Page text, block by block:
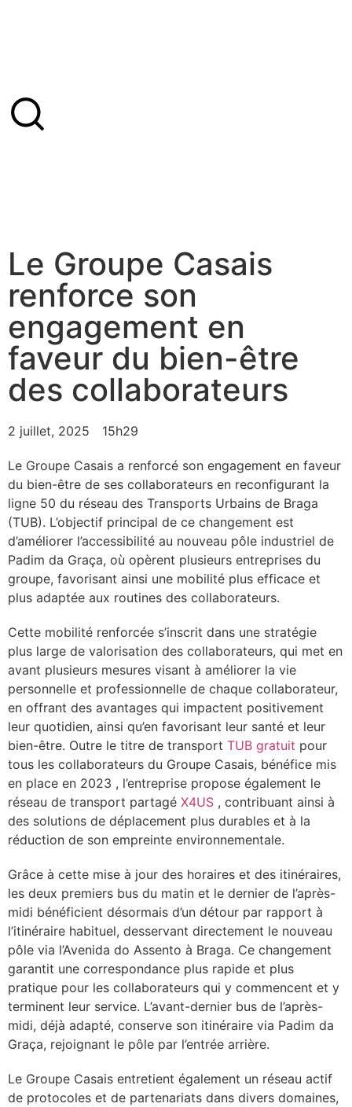
Le Groupe Casais
renforce son
engagement en
faveur du bien-être
des collaborateurs
2 juillet, 2025 15h29
Le Groupe Casais a renforcé son engagement en faveur
du bien-être de ses collaborateurs en reconfigurant la
ligne 50 du réseau des Transports Urbains de Braga
(TUB). L’objectif principal de ce changement est
d’améliorer l’accessibilité au nouveau pôle industriel de
Padim da Graça, où opèrent plusieurs entreprises du
groupe, favorisant ainsi une mobilité plus efficace et
plus adaptée aux routines des collaborateurs.
Cette mobilité renforcée s’inscrit dans une stratégie
plus large de valorisation des collaborateurs, qui met en
avant plusieurs mesures visant à améliorer la vie
personnelle et professionnelle de chaque collaborateur,
en offrant des avantages qui impactent positivement
leur quotidien, ainsi qu’en favorisant leur santé et leur
bien-être. Outre le titre de transport TUB gratuit pour
tous les collaborateurs du Groupe Casais, bénéfice mis
en place en 2023 , l’entreprise propose également le
réseau de transport partagé X4US , contribuant ainsi à
des solutions de déplacement plus durables et à la
réduction de son empreinte environnementale.
Grâce à cette mise à jour des horaires et des itinéraires,
les deux premiers bus du matin et le dernier de l’après-
midi bénéficient désormais d’un détour par rapport à
l’itinéraire habituel, desservant directement le nouveau
pôle via l’Avenida do Assento à Braga. Ce changement
garantit une correspondance plus rapide et plus
pratique pour les collaborateurs qui y commencent et y
terminent leur service. L’avant-dernier bus de l’après-
midi, déjà adapté, conserve son itinéraire via Padim da
Graça, rejoignant le pôle par l’entrée arrière.
Le Groupe Casais entretient également un réseau actif
de protocoles et de partenariats dans divers domaines,